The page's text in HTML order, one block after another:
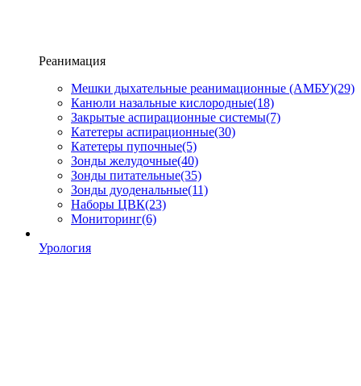
Реанимация
Мешки дыхательные реанимационные (АМБУ)(29)
Канюли назальные кислородные(18)
Закрытые аспирационные системы(7)
Катетеры аспирационные(30)
Катетеры пупочные(5)
Зонды желудочные(40)
Зонды питательные(35)
Зонды дуоденальные(11)
Наборы ЦВК(23)
Мониторинг(6)
Урология